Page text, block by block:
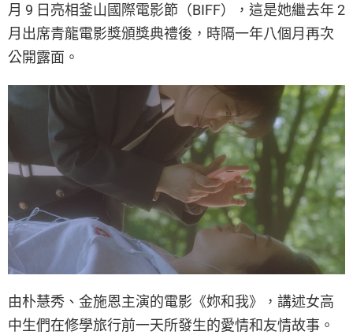
月 9 日亮相釜山國際電影節（BIFF），這是她繼去年 2
月出席青龍電影獎頒獎典禮後，時隔一年八個月再次
公開露面。
由朴慧秀、金施恩主演的電影《妳和我》，講述女高
中生們在修學旅行前一天所發生的愛情和友情故事。